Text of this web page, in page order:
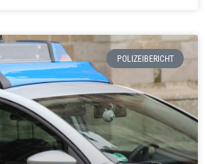
POLIZEIBERICHT